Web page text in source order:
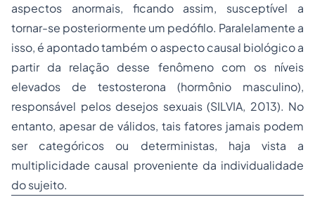
aspectos anormais, ficando assim, susceptível a
tornar-se posteriormente um pedófilo. Paralelamente a
isso, é apontado também o aspecto causal biológico a
partir da relação desse fenômeno com os níveis
elevados de testosterona (hormônio masculino),
responsável pelos desejos sexuais (SILVIA, 2013). No
entanto, apesar de válidos, tais fatores jamais podem
ser categóricos ou deterministas, haja vista a
multiplicidade causal proveniente da individualidade
do sujeito.